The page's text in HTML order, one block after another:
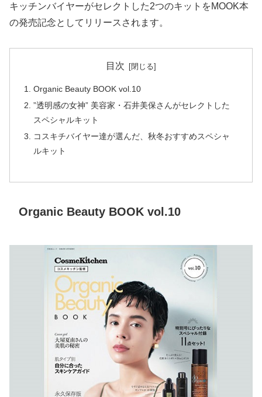
キッチンバイヤーがセレクトした2つのキットをMOOK本
の発売記念としてリリースされます。
目次
Organic Beauty BOOK vol.10
”透明感の女神” 美容家・石井美保さんがセレクトした
スペシャルキット
コスキチバイヤー達が選んだ、秋冬おすすめスペシャ
ルキット
Organic Beauty BOOK vol.10